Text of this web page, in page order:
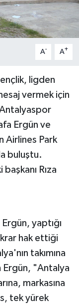
A- A+
ligden
vermek için
Ergün ve
Airlines Park
buluştu.
Rıza
yaptığı
hak ettiği
takımına
Ergün, "Antalya
markasına
tek yürek